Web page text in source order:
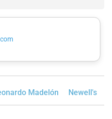
Madelón Newell's